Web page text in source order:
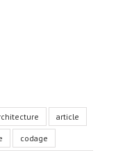
article
codage